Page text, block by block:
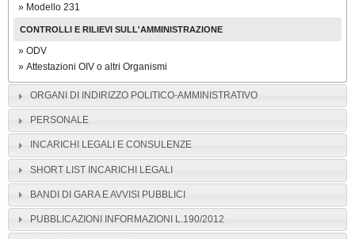
Modello 231
CONTROLLI E RILIEVI SULL'AMMINISTRAZIONE
ODV
Attestazioni OIV o altri Organismi
ORGANI DI INDIRIZZO POLITICO-AMMINISTRATIVO
PERSONALE
INCARICHI LEGALI E CONSULENZE
SHORT LIST INCARICHI LEGALI
BANDI DI GARA E AVVISI PUBBLICI
PUBBLICAZIONI INFORMAZIONI L.190/2012